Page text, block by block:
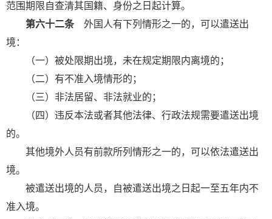
范围期限自查清其国籍、身份之日起计算。
第六十二条外国人有下列情形之一的，可以遣送出
境：
（一）被处限期出境，未在规定期限内离境的；
（二）有不准入境情形的；
（三）非法居留、非法就业的；
（四）违反本法或者其他法律、行政法规需要遣送出境
的。
其他境外人员有前款所列情形之一的，可以依法遣送出
境。
被遣送出境的人员，自被遣送出境之日起一至五年内不
准入境。